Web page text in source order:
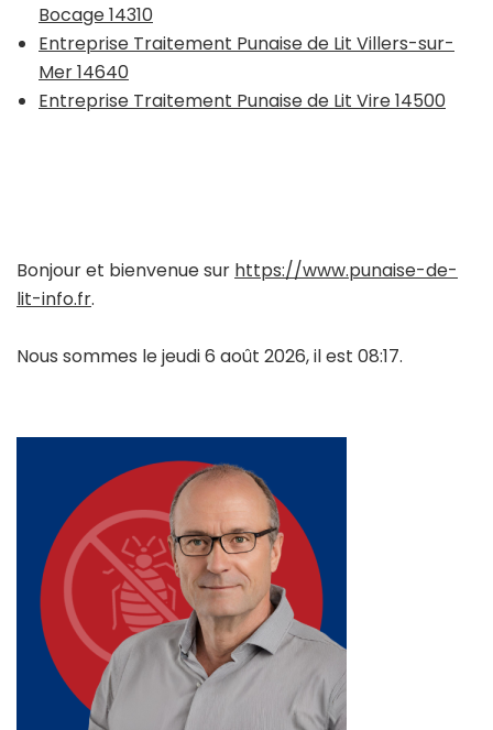
Bocage 14310
Entreprise Traitement Punaise de Lit Villers-sur-
Mer 14640
Entreprise Traitement Punaise de Lit Vire 14500
Bonjour et bienvenue sur https://www.punaise-de-
lit-info.fr.
Nous sommes le jeudi 6 août 2026, il est 08:17.